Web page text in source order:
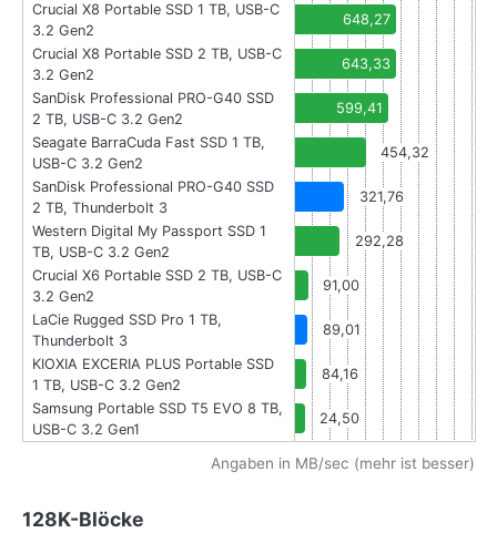
Crucial X8 Portable SSD 1 TB, USB-C
3.2 Gen2
648,27
Crucial X8 Portable SSD 2 TB, USB-C
3.2 Gen2
643,33
SanDisk Professional PRO-G40 SSD
2 TB, USB-C 3.2 Gen2
599,41
Seagate BarraCuda Fast SSD 1 TB,
USB-C 3.2 Gen2
454,32
SanDisk Professional PRO-G40 SSD
2 TB, Thunderbolt 3
321,76
Western Digital My Passport SSD 1
TB, USB-C 3.2 Gen2
292,28
Crucial X6 Portable SSD 2 TB, USB-C
3.2 Gen2
91,00
LaCie Rugged SSD Pro 1 TB,
Thunderbolt 3
89,01
KIOXIA EXCERIA PLUS Portable SSD
1 TB, USB-C 3.2 Gen2
84,16
Samsung Portable SSD T5 EVO 8 TB,
USB-C 3.2 Gen1
24,50
Angaben in MB/sec (mehr ist besser)
128K-Blöcke